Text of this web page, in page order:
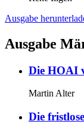
Ausgabe
Ausgabe
Die HOAI
Martin Alter
Die